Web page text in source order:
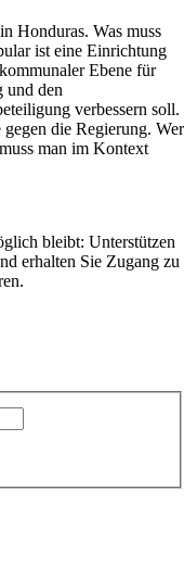
Honduras. Was muss
ist eine Einrichtung
Ebene für
und den
verbessern soll.
gegen die Regierung. Wer
man im Kontext
bleibt: Unterstützen
erhalten Sie Zugang zu